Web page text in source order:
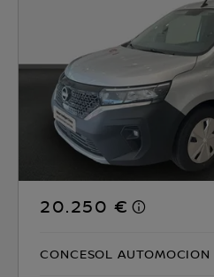
20.250 €
CONCESOL AUTOMOCION